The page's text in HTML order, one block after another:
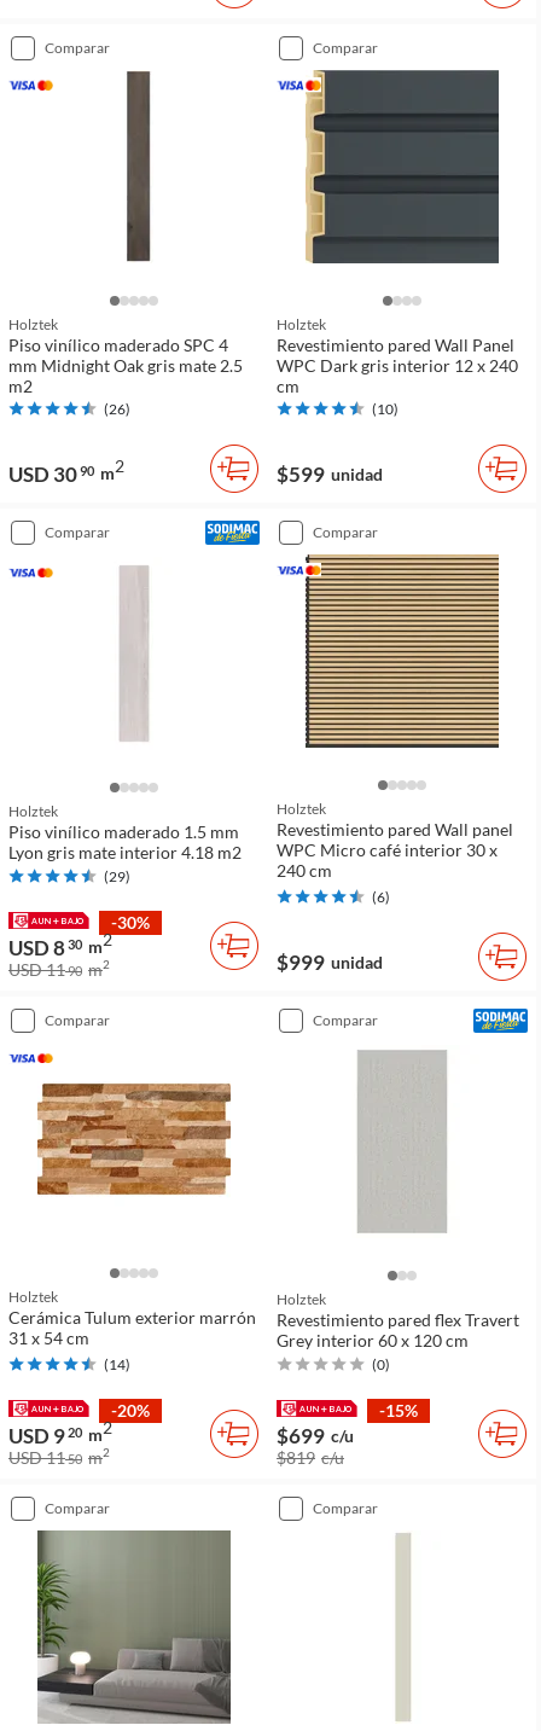
comparar
Holztek
Piso vinílico maderado SPC 4
mm Midnight Oak gris mate 2.5
m2
(26)
USD 3090 m2
comparar
Holztek
Revestimiento pared Wall Panel
WPC Dark gris interior 12 x 240
cm
(10)
$599 unidad
comparar
Holztek
Piso vinílico maderado 1.5 mm
Lyon gris mate interior 4.18 m2
(29)
-30%
USD 830 m2
USD 1190 m2
comparar
Holztek
Revestimiento pared Wall panel
WPC Micro café interior 30 x
240 cm
(6)
$999 unidad
comparar
Holztek
Cerámica Tulum exterior marrón
31 x 54 cm
(14)
-20%
USD 920 m2
USD 1150 m2
comparar
Holztek
Revestimiento pared flex Travert
Grey interior 60 x 120 cm
(0)
-15%
$699 c/u
$819 c/u
comparar comparar